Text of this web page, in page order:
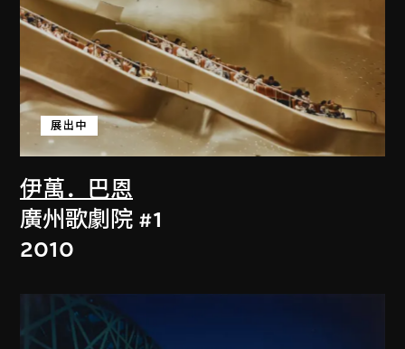
伊萬．巴恩
展出中
廣州歌劇院 #1
2010